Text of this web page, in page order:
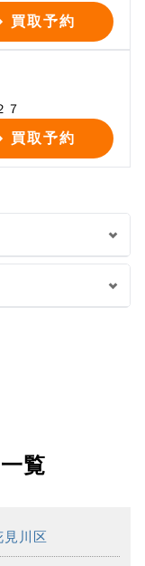
買取予約
７
買取予約
覧
見川区